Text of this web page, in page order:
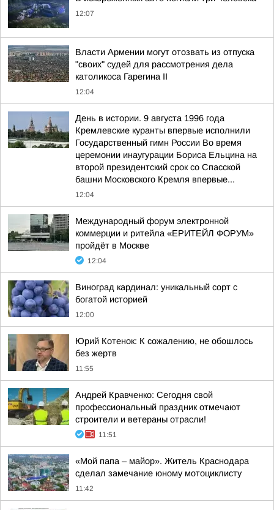
12:07
Власти Армении могут отозвать из отпуска
"своих" судей для рассмотрения дела
католикоса Гарегина II
12:04
День в истории. 9 августа 1996 года
Кремлевские куранты впервые исполнили
Государственный гимн России Во время
церемонии инаугурации Бориса Ельцина на
второй президентский срок со Спасской
башни Московского Кремля впервые...
12:04
Международный форум электронной
коммерции и ритейла «ЕРИТЕЙЛ ФОРУМ»
пройдёт в Москве
12:04
Виноград кардинал: уникальный сорт с
богатой историей
12:00
Юрий Котенок: К сожалению, не обошлось
без жертв
11:55
Андрей Кравченко: Сегодня свой
профессиональный праздник отмечают
строители и ветераны отрасли!
11:51
«Мой папа – майор». Житель Краснодара
сделал замечание юному мотоциклисту
11:42